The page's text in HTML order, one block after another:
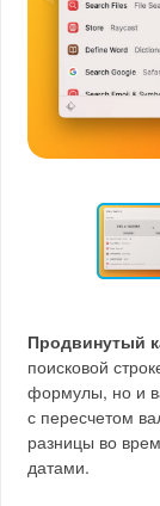
Продвинутый
поисковой
формулы, но и
с пересчетом
разницы во
датами.